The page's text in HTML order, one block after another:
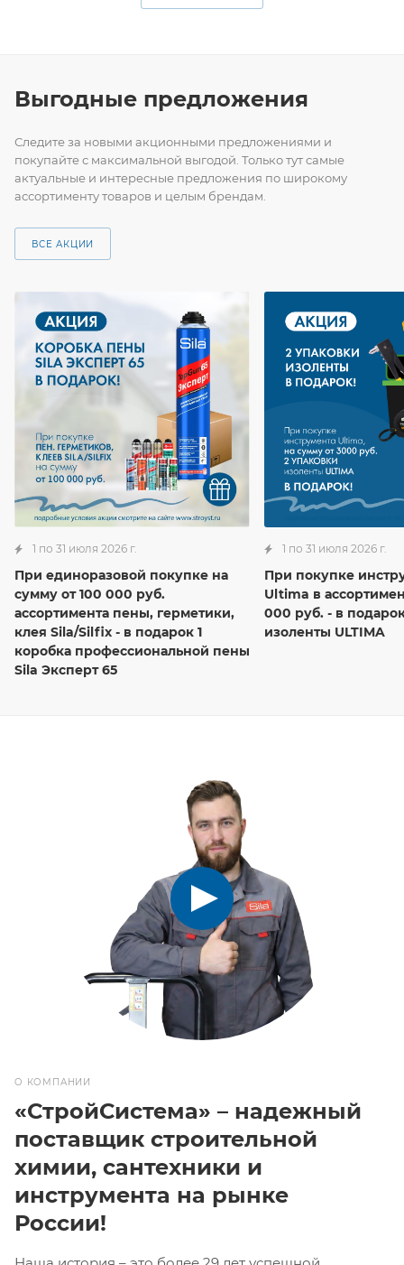
Выгодные предложения
Следите за новыми акционными предложениями и
покупайте с максимальной выгодой. Только тут самые
актуальные и интересные предложения по широкому
ассортименту товаров и целым брендам.
ВСЕ АКЦИИ
1 по 31 июля 2026 г.
При единоразовой покупке на
сумму от 100 000 руб.
ассортимента пены, герметики,
клея Sila/Silfix - в подарок 1
коробка профессиональной пены
Sila Эксперт 65
1 по 31 июля 2026 г.
При покупке
Ultima в
000 руб. - в
изоленты ULTIMA
О КОМПАНИИ
«СтройСистема» – надежный
поставщик строительной
химии, сантехники и
инструмента на рынке
России!